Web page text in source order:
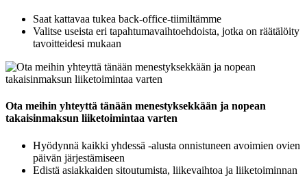
Saat kattavaa tukea back-office-tiimiltämme
Valitse useista eri tapahtumavaihtoehdoista, jotka on räätälöity
tavoitteidesi mukaan
Ota meihin yhteyttä tänään menestyksekkään ja nopean
takaisinmaksun liiketoimintaa varten
Hyödynnä kaikki yhdessä -alusta onnistuneen avoimien ovien
päivän järjestämiseen
Edistä asiakkaiden sitoutumista, liikevaihtoa ja liiketoiminnan